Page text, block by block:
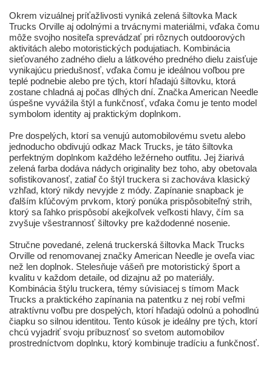
Okrem vizuálnej príťažlivosti vyniká zelená šiltovka Mack
Trucks Orville aj odolnými a trvácnymi materiálmi, vďaka čomu
môže svojho nositeľa sprevádzať pri rôznych outdoorových
aktivitách alebo motoristických podujatiach. Kombinácia
sieťovaného zadného dielu a látkového predného dielu zaisťuje
vynikajúcu priedušnosť, vďaka čomu je ideálnou voľbou pre
teplé podnebie alebo pre tých, ktorí hľadajú šiltovku, ktorá
zostane chladná aj počas dlhých dní. Značka American Needle
úspešne vyvážila štýl a funkčnosť, vďaka čomu je tento model
symbolom identity aj praktickým doplnkom.
Pre dospelých, ktorí sa venujú automobilovému svetu alebo
jednoducho obdivujú odkaz Mack Trucks, je táto šiltovka
perfektným doplnkom každého ležérneho outfitu. Jej žiarivá
zelená farba dodáva nádych originality bez toho, aby obetovala
sofistikovanosť, zatiaľ čo štýl truckera si zachováva klasický
vzhľad, ktorý nikdy nevyjde z módy. Zapínanie snapback je
ďalším kľúčovým prvkom, ktorý ponúka prispôsobiteľný strih,
ktorý sa ľahko prispôsobí akejkoľvek veľkosti hlavy, čím sa
zvyšuje všestrannosť šiltovky pre každodenné nosenie.
Stručne povedané, zelená truckerská šiltovka Mack Trucks
Orville od renomovanej značky American Needle je oveľa viac
než len doplnok. Stelesňuje vášeň pre motoristický šport a
kvalitu v každom detaile, od dizajnu až po materiály.
Kombinácia štýlu truckera, témy súvisiacej s tímom Mack
Trucks a praktického zapínania na patentku z nej robí veľmi
atraktívnu voľbu pre dospelých, ktorí hľadajú odolnú a pohodlnú
čiapku so silnou identitou. Tento kúsok je ideálny pre tých, ktorí
chcú vyjadriť svoju príbuznosť so svetom automobilov
prostredníctvom doplnku, ktorý kombinuje tradíciu a funkčnosť.